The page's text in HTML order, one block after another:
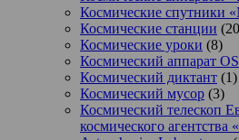
Космические спутники
Космические станции
Космические уроки (8)
Космический аппарат
Космический диктант (1)
Космический мусор (3)
Космический телескоп
космического